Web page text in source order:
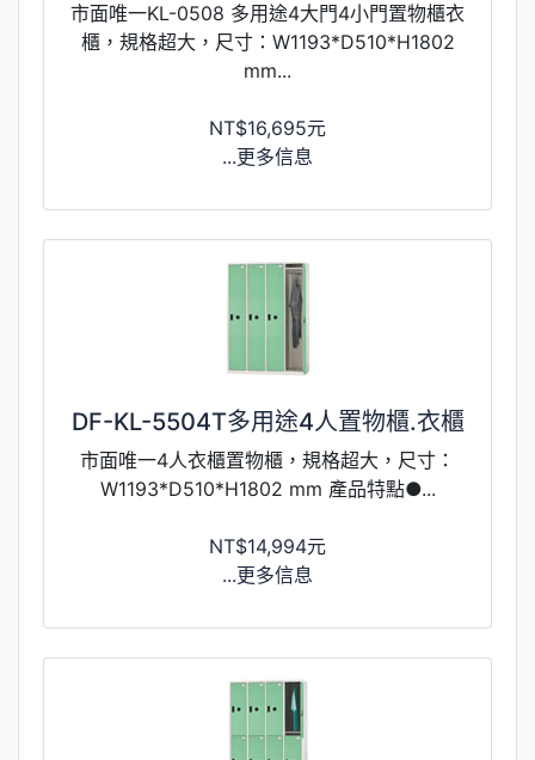
市面唯一KL-0508 多用途4大門4小門置物櫃衣
櫃，規格超大，尺寸：W1193*D510*H1802
mm...
NT$16,695元
...更多信息
DF-KL-5504T多用途4人置物櫃.衣櫃
市面唯一4人衣櫃置物櫃，規格超大，尺寸：
W1193*D510*H1802 mm 產品特點●...
NT$14,994元
...更多信息